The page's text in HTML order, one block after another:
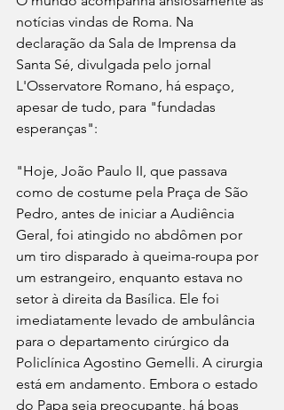
notícias vindas de Roma. Na
declaração da Sala de Imprensa da
Santa Sé, divulgada pelo jornal
L'Osservatore Romano, há espaço,
apesar de tudo, para "fundadas
esperanças":
"Hoje, João Paulo II, que passava
como de costume pela Praça de São
Pedro, antes de iniciar a Audiência
Geral, foi atingido no abdômen por
um tiro disparado à queima-roupa por
um estrangeiro, enquanto estava no
setor à direita da Basílica. Ele foi
imediatamente levado de ambulância
para o departamento cirúrgico da
Policlínica Agostino Gemelli. A cirurgia
está em andamento. Embora o estado
do Papa seja preocupante, há boas